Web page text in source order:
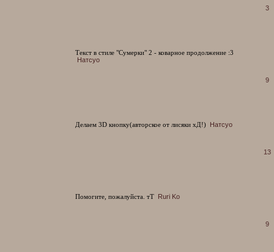
3
Текст в стиле "Сумерки" 2 - коварное продолжение :3
Натсуо
9
Делаем 3D кнопку(авторское от лисяки хД!) Натсуо
13
Помогите, пожалуйста. тТ Ruri Ko
9